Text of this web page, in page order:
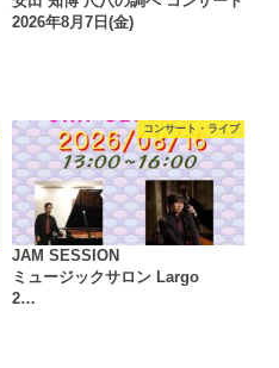
2026年8月7日(金)
コンサート・ライブ
JAM SESSION
ミュージックサロン Largo
2…